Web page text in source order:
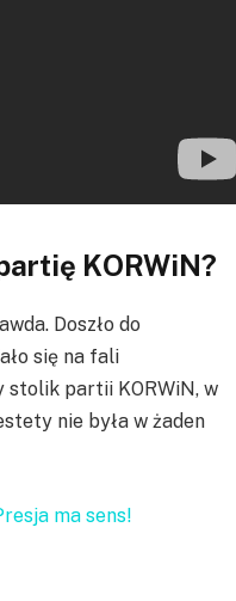
KORWiN?
Doszło do
się na fali
stolik partii KORWiN, w
nie była w żaden
ma sens!